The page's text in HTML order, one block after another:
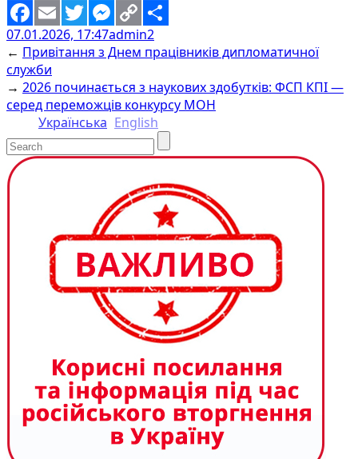
Facebook
EmailTwitterMessenger
Copy
Link
Share
07.01.2026, 17:47admin2
← Привітання з Днем працівників дипломатичної
служби
→ 2026 починається з наукових здобутків: ФСП КПІ —
серед переможців конкурсу МОН
Українська English